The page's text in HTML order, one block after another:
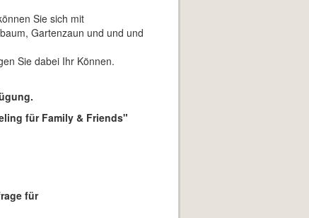
Sie sich mit
Gartenzaun und und und
Sie dabei Ihr Können.
für Family & Friends"
für